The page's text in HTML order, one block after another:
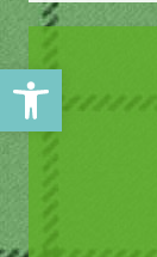
פתח סרגל נגישות